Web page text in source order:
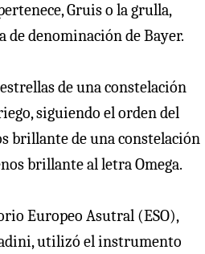
Gruis o la grulla,
de denominación de Bayer.
de una constelación
siguiendo el orden del
brillante de una constelación
brillante al letra Omega.
Europeo Asutral (ESO),
utilizó el instrumento